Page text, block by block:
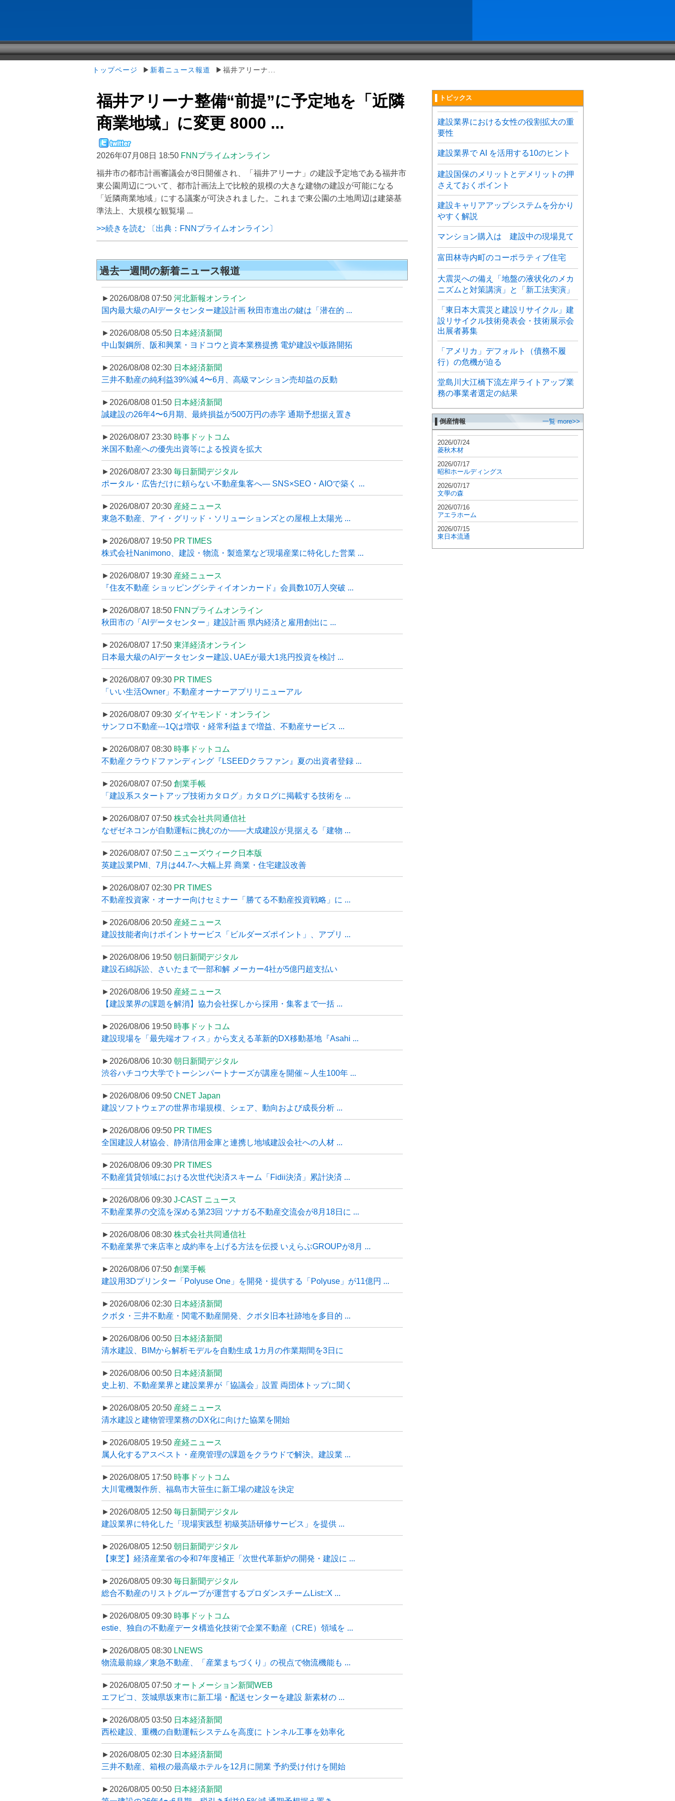
トップページ ▶ 新着ニュース報道 ▶福井アリーナ...
福井アリーナ整備“前提”に予定地を「近隣
商業地域」に変更 8000 ...
2026年07月08日 18:50 FNNプライムオンライン
福井市の都市計画審議会が8日開催され、「福井アリーナ」の建設予定地である福井市
東公園周辺について、都市計画法上で比較的規模の大きな建物の建設が可能になる
「近隣商業地域」にする議案が可決されました。これまで東公園の土地周辺は建築基
準法上、大規模な観覧場 ...
>>続きを読む 〔出典：FNNプライムオンライン〕
過去一週間の新着ニュース報道
►2026/08/08 07:50 河北新報オンライン
国内最大級のAIデータセンター建設計画 秋田市進出の鍵は「潜在的 ...
►2026/08/08 05:50 日本経済新聞
中山製鋼所、阪和興業・ヨドコウと資本業務提携 電炉建設や販路開拓
►2026/08/08 02:30 日本経済新聞
三井不動産の純利益39%減 4〜6月、高級マンション売却益の反動
►2026/08/08 01:50 日本経済新聞
誠建設の26年4〜6月期、最終損益が500万円の赤字 通期予想据え置き
►2026/08/07 23:30 時事ドットコム
米国不動産への優先出資等による投資を拡大
►2026/08/07 23:30 毎日新聞デジタル
ポータル・広告だけに頼らない不動産集客へ― SNS×SEO・AIOで築く ...
►2026/08/07 20:30 産経ニュース
東急不動産、アイ・グリッド・ソリューションズとの屋根上太陽光 ...
►2026/08/07 19:50 PR TIMES
株式会社Nanimono、建設・物流・製造業など現場産業に特化した営業 ...
►2026/08/07 19:30 産経ニュース
『住友不動産 ショッピングシティイオンカード』会員数10万人突破 ...
►2026/08/07 18:50 FNNプライムオンライン
秋田市の「AIデータセンター」建設計画 県内経済と雇用創出に ...
►2026/08/07 17:50 東洋経済オンライン
日本最大級のAIデータセンター建設､UAEが最大1兆円投資を検討 ...
►2026/08/07 09:30 PR TIMES
「いい生活Owner」不動産オーナーアプリリニューアル
►2026/08/07 09:30 ダイヤモンド・オンライン
サンフロ不動産---1Qは増収・経常利益まで増益、不動産サービス ...
►2026/08/07 08:30 時事ドットコム
不動産クラウドファンディング『LSEEDクラファン』夏の出資者登録 ...
►2026/08/07 07:50 創業手帳
「建設系スタートアップ技術カタログ」カタログに掲載する技術を ...
►2026/08/07 07:50 株式会社共同通信社
なぜゼネコンが自動運転に挑むのか――大成建設が見据える「建物 ...
►2026/08/07 07:50 ニューズウィーク日本版
英建設業PMI、7月は44.7へ大幅上昇 商業・住宅建設改善
►2026/08/07 02:30 PR TIMES
不動産投資家・オーナー向けセミナー「勝てる不動産投資戦略」に ...
►2026/08/06 20:50 産経ニュース
建設技能者向けポイントサービス「ビルダーズポイント」、アプリ ...
►2026/08/06 19:50 朝日新聞デジタル
建設石綿訴訟、さいたまで一部和解 メーカー4社が5億円超支払い
►2026/08/06 19:50 産経ニュース
【建設業界の課題を解消】協力会社探しから採用・集客まで一括 ...
►2026/08/06 19:50 時事ドットコム
建設現場を「最先端オフィス」から支える革新的DX移動基地『Asahi ...
►2026/08/06 10:30 朝日新聞デジタル
渋谷ハチコウ大学でトーシンパートナーズが講座を開催～人生100年 ...
►2026/08/06 09:50 CNET Japan
建設ソフトウェアの世界市場規模、シェア、動向および成長分析 ...
►2026/08/06 09:50 PR TIMES
全国建設人材協会、静清信用金庫と連携し地域建設会社への人材 ...
►2026/08/06 09:30 PR TIMES
不動産賃貸領域における次世代決済スキーム「Fidii決済」累計決済 ...
►2026/08/06 09:30 J-CAST ニュース
不動産業界の交流を深める第23回 ツナガる不動産交流会が8月18日に ...
►2026/08/06 08:30 株式会社共同通信社
不動産業界で来店率と成約率を上げる方法を伝授 いえらぶGROUPが8月 ...
►2026/08/06 07:50 創業手帳
建設用3Dプリンター「Polyuse One」を開発・提供する「Polyuse」が11億円 ...
►2026/08/06 02:30 日本経済新聞
クボタ・三井不動産・関電不動産開発、クボタ旧本社跡地を多目的 ...
►2026/08/06 00:50 日本経済新聞
清水建設、BIMから解析モデルを自動生成 1カ月の作業期間を3日に
►2026/08/06 00:50 日本経済新聞
史上初、不動産業界と建設業界が「協議会」設置 両団体トップに聞く
►2026/08/05 20:50 産経ニュース
清水建設と建物管理業務のDX化に向けた協業を開始
►2026/08/05 19:50 産経ニュース
属人化するアスベスト・産廃管理の課題をクラウドで解決。建設業 ...
►2026/08/05 17:50 時事ドットコム
大川電機製作所、福島市大笹生に新工場の建設を決定
►2026/08/05 12:50 毎日新聞デジタル
建設業界に特化した「現場実践型 初級英語研修サービス」を提供 ...
►2026/08/05 12:50 朝日新聞デジタル
【東芝】経済産業省の令和7年度補正「次世代革新炉の開発・建設に ...
►2026/08/05 09:30 毎日新聞デジタル
総合不動産のリストグループが運営するプロダンスチームList::X ...
►2026/08/05 09:30 時事ドットコム
estie、独自の不動産データ構造化技術で企業不動産（CRE）領域を ...
►2026/08/05 08:30 LNEWS
物流最前線／東急不動産、「産業まちづくり」の視点で物流機能も ...
►2026/08/05 07:50 オートメーション新聞WEB
エフピコ、茨城県坂東市に新工場・配送センターを建設 新素材の ...
►2026/08/05 03:50 日本経済新聞
西松建設、重機の自動運転システムを高度に トンネル工事を効率化
►2026/08/05 02:30 日本経済新聞
三井不動産、箱根の最高級ホテルを12月に開業 予約受け付けを開始
►2026/08/05 00:50 日本経済新聞
▌トピックス
建設業界における女性の役割拡大の重
要性
建設業界で AI を活用する10のヒント
建設国保のメリットとデメリットの押
さえておくポイント
建設キャリアアップシステムを分かり
やすく解説
マンション購入は 建設中の現場見て
富田林寺内町のコーポラティブ住宅
大震災への備え「地盤の液状化のメカ
ニズムと対策講演」と「新工法実演」
「東日本大震災と建設リサイクル」建
設リサイクル技術発表会・技術展示会
出展者募集
「アメリカ」デフォルト（債務不履
行）の危機が迫る
堂島川大江橋下流左岸ライトアップ業
務の事業者選定の結果
▌倒産情報 一覧 more>>
2026/07/24
菱秋木材
2026/07/17
昭和ホールディングス
2026/07/17
文學の森
2026/07/16
アエラホーム
2026/07/15
東日本流通